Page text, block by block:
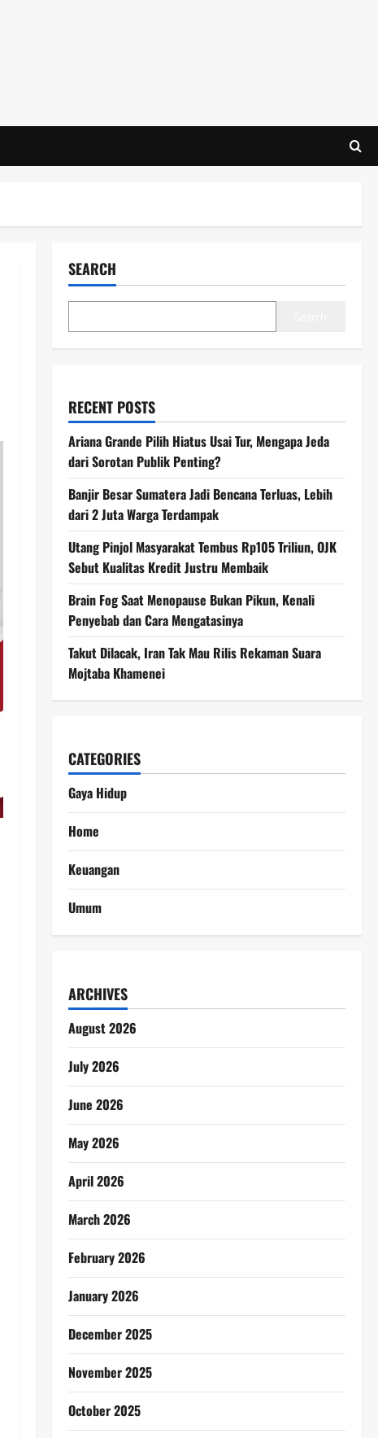
SEARCH
RECENT POSTS
Ariana Grande Pilih Hiatus Usai Tur, Mengapa Jeda
dari Sorotan Publik Penting?
Banjir Besar Sumatera Jadi Bencana Terluas, Lebih
dari 2 Juta Warga Terdampak
Utang Pinjol Masyarakat Tembus Rp105 Triliun, OJK
Sebut Kualitas Kredit Justru Membaik
Brain Fog Saat Menopause Bukan Pikun, Kenali
Penyebab dan Cara Mengatasinya
Takut Dilacak, Iran Tak Mau Rilis Rekaman Suara
Mojtaba Khamenei
CATEGORIES
Gaya Hidup
Home
Keuangan
Umum
ARCHIVES
August 2026
July 2026
June 2026
May 2026
April 2026
March 2026
February 2026
January 2026
December 2025
November 2025
October 2025